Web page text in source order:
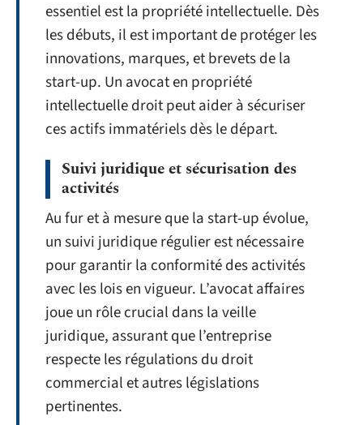
essentiel est la propriété intellectuelle. Dès
les débuts, il est important de protéger les
innovations, marques, et brevets de la
start-up. Un avocat en propriété
intellectuelle droit peut aider à sécuriser
ces actifs immatériels dès le départ.
Suivi juridique et sécurisation des
activités
Au fur et à mesure que la start-up évolue,
un suivi juridique régulier est nécessaire
pour garantir la conformité des activités
avec les lois en vigueur. L’avocat affaires
joue un rôle crucial dans la veille
juridique, assurant que l’entreprise
respecte les régulations du droit
commercial et autres législations
pertinentes.